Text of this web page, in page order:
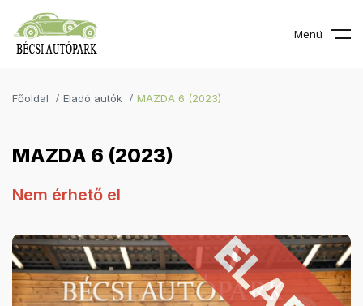
Menü
Főoldal Eladó autók MAZDA 6 (2023)
MAZDA 6 (2023)
Nem érhető el